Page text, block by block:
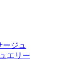
ジュ
エリー